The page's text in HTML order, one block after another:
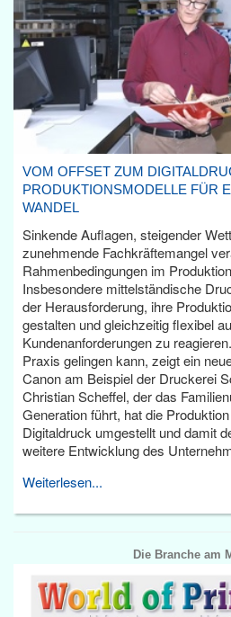
VOM OFFSET ZUM
PRODUKTIONSMODELLE FÜR
WANDEL
Sinkende Auflagen, steigender
zunehmende Fachkräftemangel
Rahmenbedingungen im
Insbesondere mittelständische
der Herausforderung, ihre
gestalten und gleichzeitig flexibel
Kundenanforderungen zu
Praxis gelingen kann, zeigt ein
Canon am Beispiel der Druckerei
Christian Scheffel, der das
Generation führt, hat die
Digitaldruck umgestellt und damit
weitere Entwicklung des
Weiterlesen...
Die Branche am